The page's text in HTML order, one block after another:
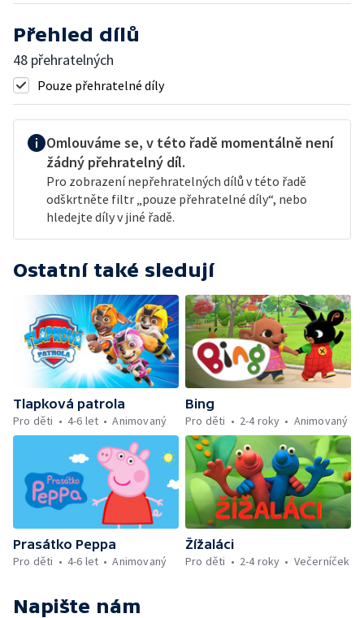
Přehled dílů
48 přehratelných
Pouze přehratelné díly
Omlouváme se, v této řadě momentálně není
žádný přehratelný díl.
Pro zobrazení nepřehratelných dílů v této řadě
odškrtněte filtr „pouze přehratelné díly“, nebo
hledejte díly v jiné řadě.
Ostatní také sledují
Tlapková patrola
Pro děti
4-6 let Animovaný
Bing
Pro děti
2-4 roky Animovaný
Prasátko Peppa
Pro děti
4-6 let Animovaný
Žížaláci
Pro děti
2-4 roky Večerníček
Napište nám